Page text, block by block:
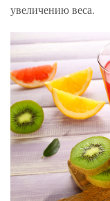
увеличению веса.